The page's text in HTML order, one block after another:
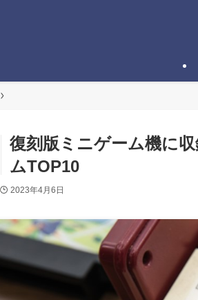
復刻版ミニゲーム機に
ムTOP10
2023年4月6日